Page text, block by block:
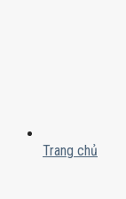
Trang chủ